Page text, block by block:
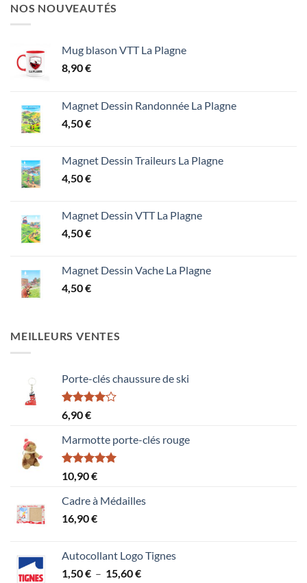
NOS NOUVEAUTÉS
Mug blason VTT La Plagne
8,90€
Magnet Dessin Randonnée La Plagne
4,50€
Magnet Dessin Traileurs La Plagne
4,50€
Magnet Dessin VTT La Plagne
4,50€
Magnet Dessin Vache La Plagne
4,50€
MEILLEURS VENTES
Porte-clés chaussure de ski
Note
4.00
5
6,90€
Marmotte porte-clés rouge
Note5.00
sur 5
10,90€
Cadre à Médailles
16,90€
Autocollant Logo Tignes
1,50€ – 15,60€Plage